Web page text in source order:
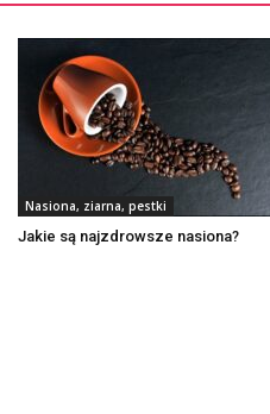
Nasiona, ziarna, pestki
Jakie są najzdrowsze nasiona?